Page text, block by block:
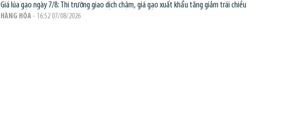
Giá lúa gạo ngày 7/8: Thị trường giao dịch chậm, giá gạo xuất khẩu tăng giảm trái chiều
HÀNG HÓA - 16:52 07/08/2026